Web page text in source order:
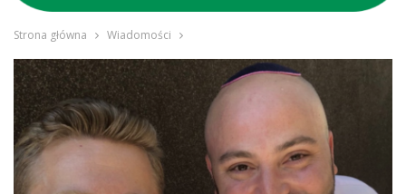
Strona główna Wiadomości